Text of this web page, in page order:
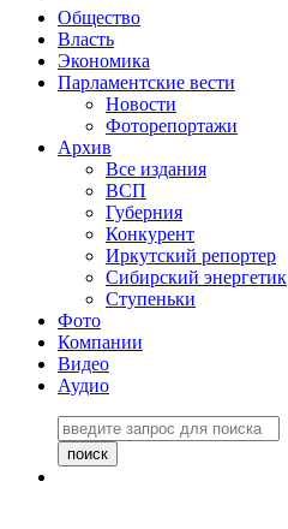
Общество
Власть
Экономика
Парламентские вести
Новости
Фоторепортажи
Архив
Все издания
ВСП
Губерния
Конкурент
Иркутский репортер
Сибирский энергетик
Ступеньки
Фото
Компании
Видео
Аудио